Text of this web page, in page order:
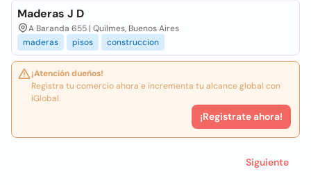
Maderas J D
A Baranda 655 | Quilmes, Buenos Aires
maderas
pisos construccion
¡Atención dueños!
Registra tu comercio ahora e incrementa tu alcance global con
iGlobal.
¡Registrate ahora!
Siguiente